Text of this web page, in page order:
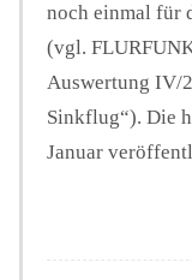
noch einmal für
(vgl.
Auswertung IV/
Sinkflug“). Die
Januar